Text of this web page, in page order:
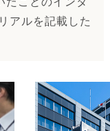
アルを記載した